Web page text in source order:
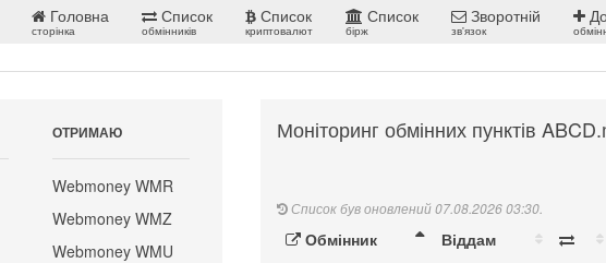
Головна
сторінка
Список
обмінників
Список
криптовалют
Список
бірж
Зворотній
зв'язок
ОТРИМАЮ
Webmoney WMR
Webmoney WMZ
Webmoney WMU
Моніторинг обмінних пунктів
Список був оновлений 07.08.2026 03:30.
Обмінник Віддам